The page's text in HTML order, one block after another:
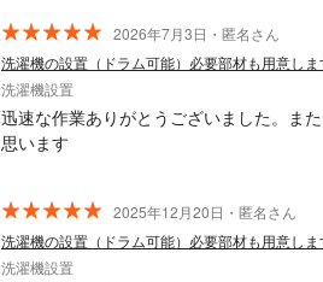
2026年7月3日・匿名さん
洗濯機の設置（ドラム可能）必要部材も用意しま
洗濯機設置
迅速な作業ありがとうございました。ま
思います
2025年12月20日・匿名さん
洗濯機の設置（ドラム可能）必要部材も用意しま
洗濯機設置